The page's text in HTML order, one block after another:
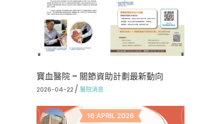
寶血醫院 – 關節資助計劃最新動向
2026-04-22 醫院消息